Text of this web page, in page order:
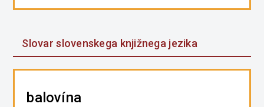
Slovar slovenskega knjižnega jezika
balovína